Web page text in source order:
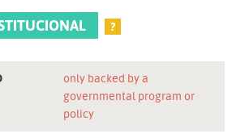
?
only backed by a
governmental program or
policy